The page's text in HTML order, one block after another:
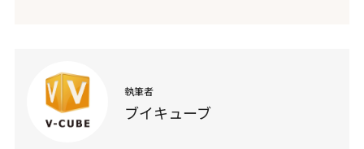
執筆者
ブイキューブ